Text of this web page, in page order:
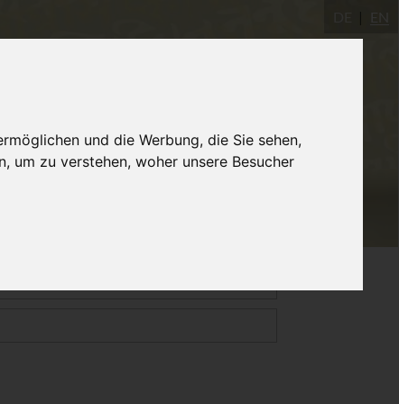
und die Werbung, die Sie sehen,
um zu verstehen, woher unsere Besucher
EN